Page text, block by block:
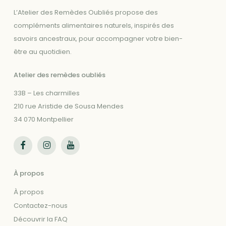
L’Atelier des Remèdes Oubliés propose des
compléments alimentaires naturels, inspirés des
savoirs ancestraux, pour accompagner votre bien-
être au quotidien.
Atelier des remèdes oubliés
33B – Les charmilles
210 rue Aristide de Sousa Mendes
34 070 Montpellier
Suivez-nous sur FacebookSuivez-nous sur InstagramSuivez-nous sur Youtube
À propos
À propos
Contactez-nous
Découvrir la FAQ